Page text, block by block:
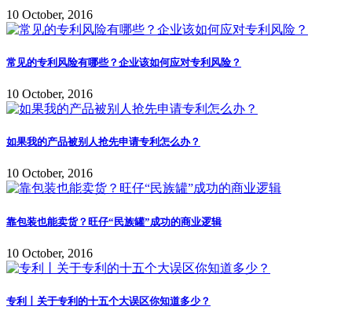
10 October, 2016
常见的专利风险有哪些？企业该如何应对专利风险？
10 October, 2016
如果我的产品被别人抢先申请专利怎么办？
10 October, 2016
靠包装也能卖货？旺仔“民族罐”成功的商业逻辑
10 October, 2016
专利丨关于专利的十五个大误区你知道多少？